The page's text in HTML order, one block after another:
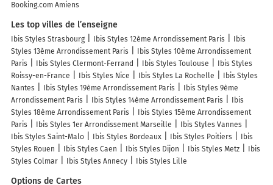
Booking.com Amiens
Les top villes de l’enseigne
Ibis Styles Strasbourg Ibis Styles 12ème Arrondissement Paris
Ibis
Styles 13ème Arrondissement Paris
Ibis Styles 10ème Arrondissement
Paris
Ibis Styles Clermont-Ferrand Ibis Styles Toulouse
Ibis Styles
Roissy-en-France
Ibis Styles Nice Ibis Styles La Rochelle
Ibis Styles
Nantes
Ibis Styles 19ème Arrondissement Paris
Ibis Styles 9ème
Arrondissement Paris
Ibis Styles 14ème Arrondissement Paris
Ibis
Styles 18ème Arrondissement Paris
Ibis Styles 15ème Arrondissement
Paris
Ibis Styles 1er Arrondissement Marseille
Ibis Styles Vannes
Ibis Styles Saint-Malo
Ibis Styles Bordeaux Ibis Styles Poitiers
Ibis
Styles Rouen
Ibis Styles Caen Ibis Styles Dijon Ibis Styles Metz
Ibis
Styles Colmar
Ibis Styles Annecy Ibis Styles Lille
Options de Cartes